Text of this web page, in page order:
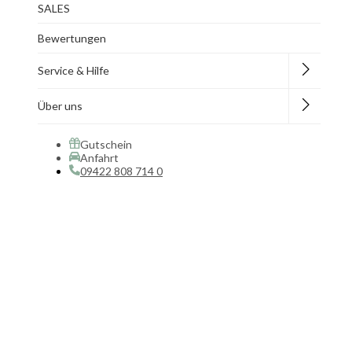
SALES
Bewertungen
Service & Hilfe
Über uns
Gutschein
Anfahrt
09422 808 714 0